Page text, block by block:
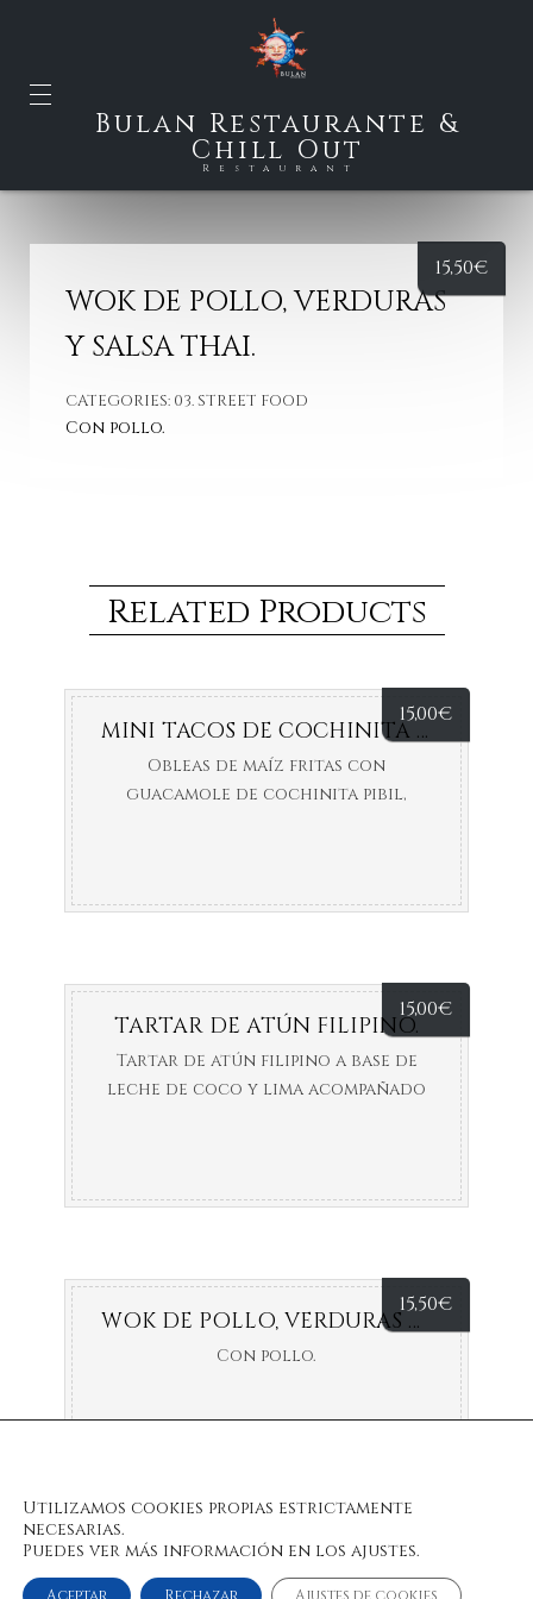
Bulan Restaurante &
Chill Out
Restaurant
WOK DE POLLO, VERDURAS
Y SALSA THAI.
CATEGORIES: 03. STREET FOOD
Con pollo.
15,50€
Related Products
15,00€
MINI TACOS DE COCHINITA PIBIL X 4
Obleas de maíz fritas con
guacamole de cochinita pibil,
15,00€
TARTAR DE ATÚN FILIPINO.
Tartar de atún filipino a base de
leche de coco y lima acompañado
15,50€
WOK DE POLLO, VERDURAS Y SALSA THAI.
Con pollo.
Utilizamos cookies propias estrictamente
necesarias.
Puedes ver más información en los ajustes.